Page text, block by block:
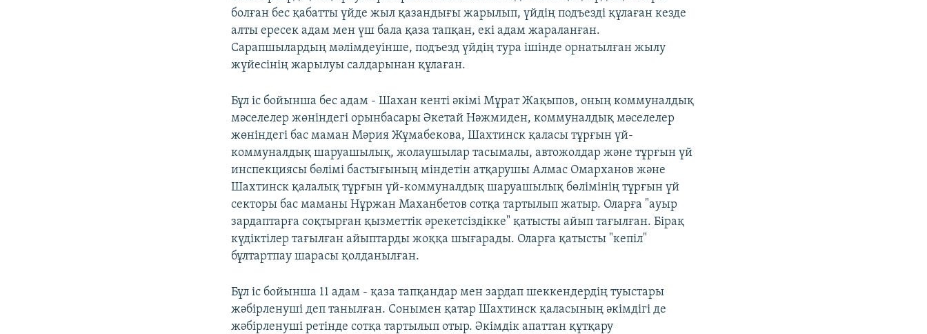
болған бес қабатты үйде жыл қазандығы жарылып, үйдің подъезді құлаған кезде
алты ересек адам мен үш бала қаза тапқан, екі адам жараланған.
Сарапшылардың мәлімдеуінше, подъезд үйдің тура ішінде орнатылған жылу
жүйесінің жарылуы салдарынан құлаған.
Бұл іс бойынша бес адам - Шахан кенті әкімі Мұрат Жақыпов, оның коммуналдық
мәселелер жөніндегі орынбасары Әкетай Нәжмиден, коммуналдық мәселелер
жөніндегі бас маман Мәрия Жұмабекова, Шахтинск қаласы тұрғын үй-
коммуналдық шаруашылық, жолаушылар тасымалы, автожолдар және тұрғын үй
инспекциясы бөлімі бастығының міндетін атқарушы Алмас Омарханов және
Шахтинск қалалық тұрғын үй-коммуналдық шаруашылық бөлімінің тұрғын үй
секторы бас маманы Нұржан Маханбетов сотқа тартылып жатыр. Оларға "ауыр
зардаптарға соқтырған қызметтік әрекетсіздікке" қатысты айып тағылған. Бірақ
күдіктілер тағылған айыптарды жоққа шығарады. Оларға қатысты "кепіл"
бұлтартпау шарасы қолданылған.
Бұл іс бойынша 11 адам - қаза тапқандар мен зардап шеккендердің туыстары
жәбірленуші деп танылған. Сонымен қатар Шахтинск қаласының әкімдігі де
жәбірленуші ретінде сотқа тартылып отыр. Әкімдік апаттан құтқару